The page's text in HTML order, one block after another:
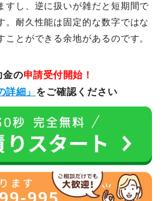
すし、逆に扱いが雑だと短期間で
。耐久性能は固定的な数字ではな
ことができる余地があるのです。
金の申請受付開始！
詳細」 をご確認ください